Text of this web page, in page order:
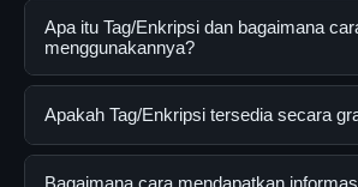
Apa itu Tag/Enkripsi dan bagaimana
menggunakannya?
Tag/Enkripsi adalah layanan digital
lengkap dan terpercaya. Anda dapat
Apakah Tag/Enkripsi tersedia secara
Ya, Tag/Enkripsi dapat diakses secara
Bagaimana cara mendapatkan